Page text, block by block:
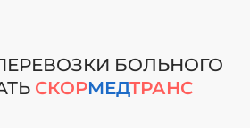
БОЛЬНОГО
СКОРМЕДТРАНС